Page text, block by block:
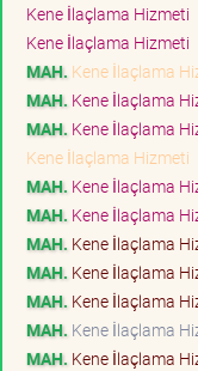
Kene İlaçlama Hizmeti
Kene İlaçlama Hizmeti
MAH. Kene İlaçlama
MAH. Kene İlaçlama
MAH. Kene İlaçlama
Kene İlaçlama Hizmeti
MAH. Kene İlaçlama
MAH. Kene İlaçlama
MAH. Kene İlaçlama
MAH. Kene İlaçlama
MAH. Kene İlaçlama
MAH. Kene İlaçlama
MAH. Kene İlaçlama